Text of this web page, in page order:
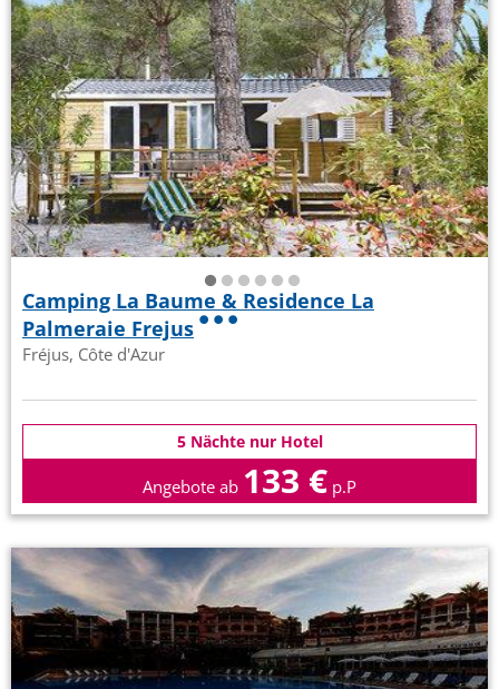
Camping La Baume & Residence La
Palmeraie Frejus
Fréjus, Côte d'Azur
5 Nächte nur Hotel
Angebote ab 133 € p.P